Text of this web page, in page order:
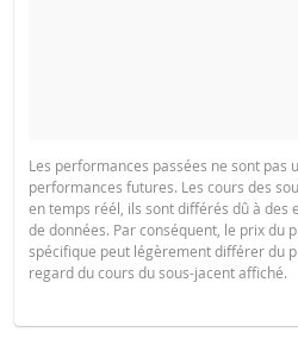
Les performances passées ne sont pas
performances futures. Les cours des
en temps réél, ils sont différés dû à des
de données. Par conséquent, le prix du
spécifique peut légèrement différer du
regard du cours du sous-jacent affiché.